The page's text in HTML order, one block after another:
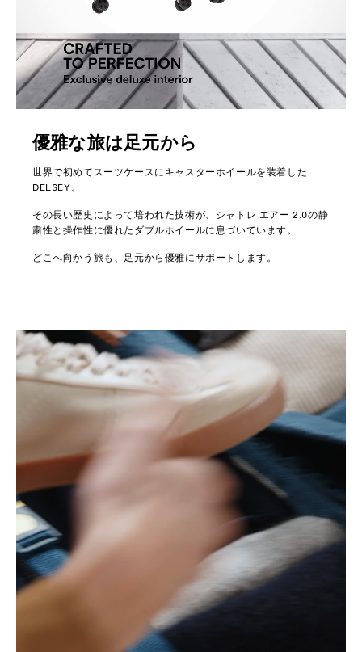
優雅な旅は足元から
世界で初めてスーツケースにキャスターホイールを装着した
DELSEY。
その長い歴史によって培われた技術が、シャトレ エアー 2.0の静
粛性と操作性に優れたダブルホイールに息づいています。
どこへ向かう旅も、足元から優雅にサポートします。